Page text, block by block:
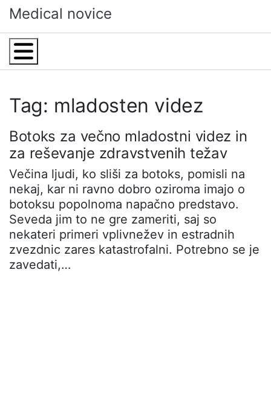
Skip
to
content
Medical novice
Menu
Tag: mladosten videz
Botoks za večno mladostni videz in
za reševanje zdravstvenih težav
Večina ljudi, ko sliši za botoks, pomisli na
nekaj, kar ni ravno dobro oziroma imajo o
botoksu popolnoma napačno predstavo.
Seveda jim to ne gre zameriti, saj so
nekateri primeri vplivnežev in estradnih
zvezdnic zares katastrofalni. Potrebno se je
zavedati,…